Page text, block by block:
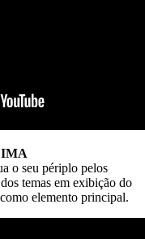
o seu périplo pelos
temas em exibição do
elemento principal.